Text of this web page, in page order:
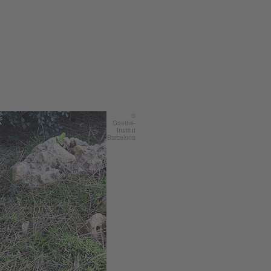
Goethe-
Institut
Barcelona